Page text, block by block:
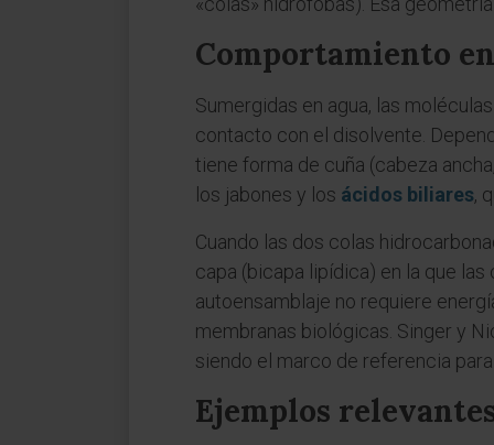
Comportamiento
Sumergidas en agua, las
contacto con el disolvente.
tiene forma de cuña (cabeza
los jabones y los ácidos biliares,
Cuando las dos colas
capa (bicapa lipídica) en la que
autoensamblaje no requiere
membranas biológicas. Singer y
siendo el marco de referencia
Ejemplos